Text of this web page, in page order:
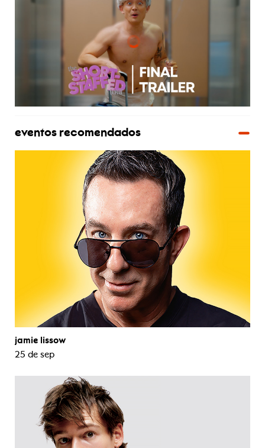
eventos recomendados
jamie lissow
25 de sep